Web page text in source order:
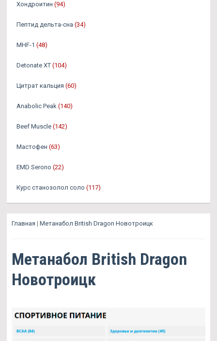
Хондроитин (94)
Пептид дельта-сна (34)
MHF-1 (48)
Detonate XT (104)
Цитрат кальция (60)
Anabolic Peak (140)
Beef Muscle (142)
Мастофен (63)
EMD Serono (22)
Курс станозолол соло (117)
Главная | Метанабол British Dragon Новотроицк
Метанабол British Dragon
Новотроицк